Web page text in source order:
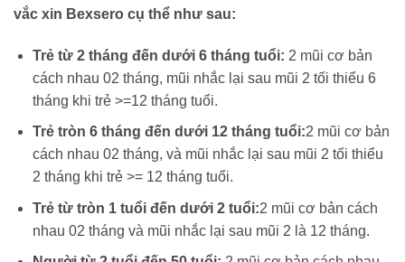
vắc xin Bexsero cụ thể như sau:
Trẻ từ 2 tháng đến dưới 6 tháng tuổi: 2 mũi cơ bản
cách nhau 02 tháng, mũi nhắc lại sau mũi 2 tối thiểu 6
tháng khi trẻ >=12 tháng tuổi.
Trẻ tròn 6 tháng đến dưới 12 tháng tuổi:2 mũi cơ bản
cách nhau 02 tháng, và mũi nhắc lại sau mũi 2 tối thiểu
2 tháng khi trẻ >= 12 tháng tuổi.
Trẻ từ tròn 1 tuổi đến dưới 2 tuổi:2 mũi cơ bản cách
nhau 02 tháng và mũi nhắc lại sau mũi 2 là 12 tháng.